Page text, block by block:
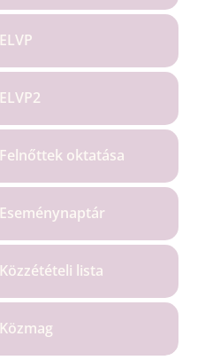
ELVP
ELVP2
Felnőttek oktatása
Eseménynaptár
Közzétételi lista
Közmag